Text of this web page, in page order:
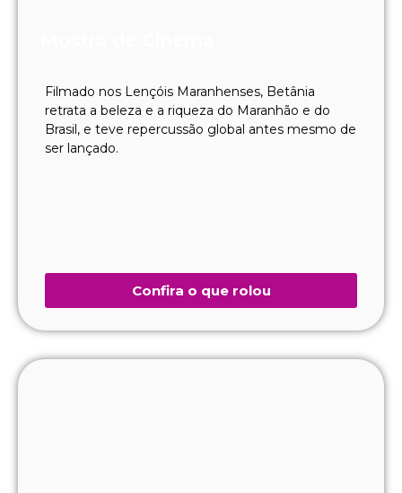
Filmado nos Lençóis Maranhenses, Betânia
retrata a beleza e a riqueza do Maranhão e do
Brasil, e teve repercussão global antes mesmo de
ser lançado.
Confira o que rolou